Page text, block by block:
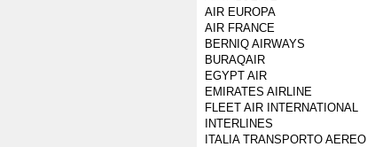
AIR EUROPA
AIR FRANCE
BERNIQ AIRWAYS
BURAQAIR
EGYPT AIR
EMIRATES AIRLINE
FLEET AIR INTERNATIONAL
INTERLINES
ITALIA TRANSPORTO AEREO